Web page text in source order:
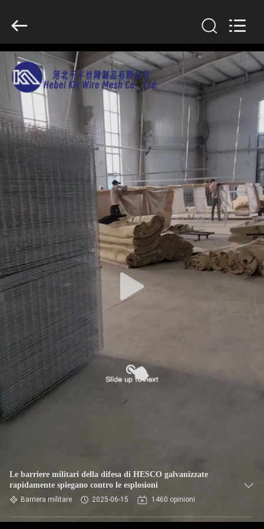
CASA.
PRODOTTI
CHI
SIAMO
VISITA
ALLA
FABBRICA
CONTROLLO
DI
QUALITÀ
CONTATTACI
NOTIZIE
CHIEDI UN
MAPPA
DEL
SITO
Co.,
Reserved.
Le barriere militari della difesa di HESCO galvanizzate
rapidamente spiegano contro le esplosioni
Barriera militare 2025-06-15 1460 opinioni